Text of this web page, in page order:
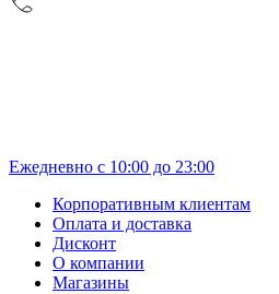
Ежедневно с 10:00 до 23:00
Корпоративным клиентам
Оплата и доставка
Дисконт
О компании
Магазины